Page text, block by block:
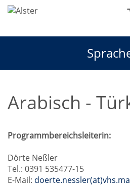
Arabisch -
Programmbereichsleiterin:
Dörte Neßler
Tel.: 0391 535477-15
E-Mail: